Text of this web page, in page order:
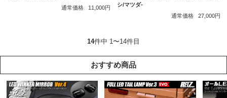
通常価格
11,000円
シ/マツダ-
通常価格
27,000円
14件中 1〜14件目
おすすめ商品